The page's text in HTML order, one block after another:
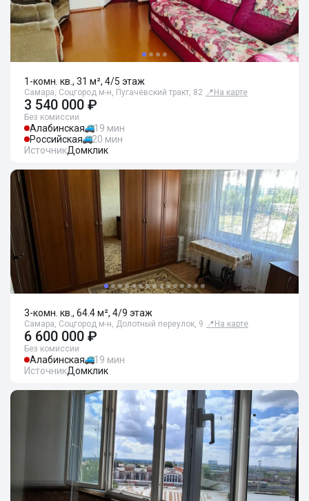
1-комн. кв., 31 м², 4/5 этаж
Самара, Соцгород м-н, Пугачёвский тракт, 82 📍 На карте
3 540 000 ₽
Без комиссии
Алабинская
19 мин
Российская
20 мин
ИсточникДомклик
3-комн. кв., 64.4 м², 4/9 этаж
Самара, Соцгород м-н, Долотный переулок, 9 📍 На карте
6 600 000 ₽
Без комиссии
Алабинская
19 мин
ИсточникДомклик